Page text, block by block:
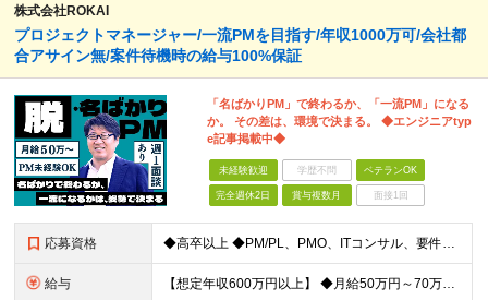
株式会社ROKAI
プロジェクトマネージャー/一流PMを目指す/年収1000万可/会社都
合アサイン無/案件待機時の給与100%保証
「名ばかりPM」で終わるか、「一流PM」になる
か。 その差は、環境で決まる。 ◆エンジニアtyp
e記事掲載中◆
未経験歓迎 学歴不問 ベテランOK
完全週休2日 賞与複数月 面接1回
応募資格 ◆高卒以上 ◆PM/PL、PMO、ITコンサル、要件定義、顧客折衝いずれかの経験をお持ちの方 ～こんな方に向いています～ ・代表とフラットにキャリアや給与の相談をしたい ・火消しや目先の調整だけで
給与 【想定年収600万円以上】 ◆月給50万円～70万円＋賞与年2回 ※経験・年齢・能力を考慮の上、当社規定により優遇いたします ※試用期間1ヶ月あり、待遇等に差異なし ※残業代別途全額支給 〈スキル別